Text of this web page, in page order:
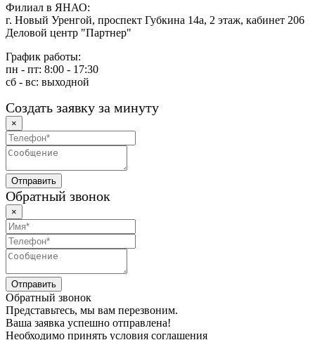
Филиал в ЯНАО:
г. Новый Уренгой, проспект Губкина 14а, 2 этаж, кабинет 206
Деловой центр "Партнер"
График работы:
пн - пт: 8:00 - 17:30
сб - вс: выходной
Создать заявку за минуту
×
Обратный звонок
×
Обратный звонок
Представьтесь, мы вам перезвоним.
Ваша заявка успешно отправлена!
Необходимо принять условия соглашения